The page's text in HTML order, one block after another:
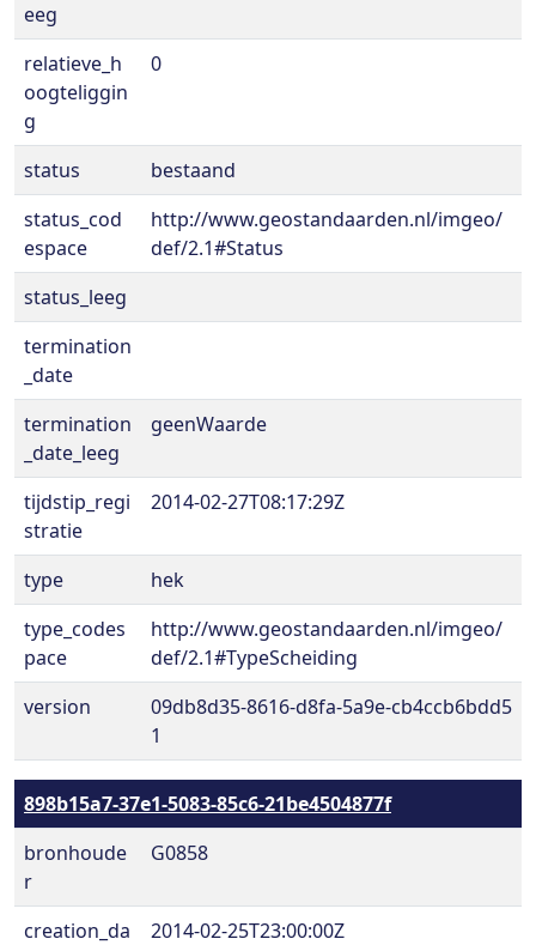
eeg
relatieve_h
oogteliggin
g
0
status
bestaand
status_cod
espace
http://www.geostandaarden.nl/imgeo/
def/2.1#Status
status_leeg
termination
_date
termination
_date_leeg
geenWaarde
tijdstip_regi
stratie
2014-02-27T08:17:29Z
type
hek
type_codes
pace
http://www.geostandaarden.nl/imgeo/
def/2.1#TypeScheiding
version
09db8d35-8616-d8fa-5a9e-cb4ccb6bdd5
1
898b15a7-37e1-5083-85c6-21be4504877f
bronhoude
r
G0858
creation_da
2014-02-25T23:00:00Z